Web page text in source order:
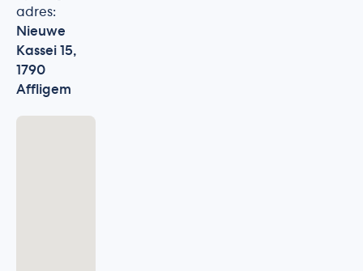
adres:
Nieuwe
Kassei 15,
1790
Affligem